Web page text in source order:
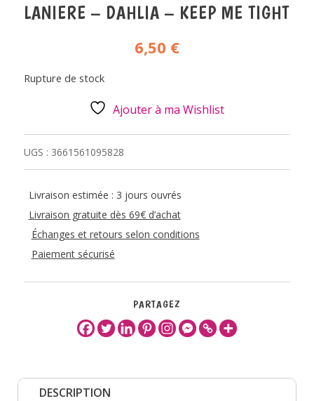
LANIERE – DAHLIA – KEEP ME TIGHT
6,50 €
Rupture de stock
Ajouter à ma Wishlist
UGS : 3661561095828
Livraison estimée : 3 jours ouvrés
Livraison gratuite dès 69€ d’achat
Échanges et retours selon conditions
Paiement sécurisé
PARTAGEZ
DESCRIPTION